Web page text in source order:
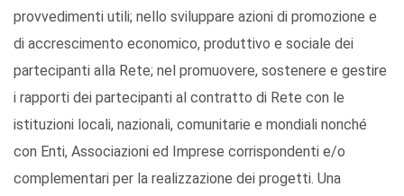
provvedimenti utili; nello sviluppare azioni di promozione e
di accrescimento economico, produttivo e sociale dei
partecipanti alla Rete; nel promuovere, sostenere e gestire
i rapporti dei partecipanti al contratto di Rete con le
istituzioni locali, nazionali, comunitarie e mondiali nonché
con Enti, Associazioni ed Imprese corrispondenti e/o
complementari per la realizzazione dei progetti. Una